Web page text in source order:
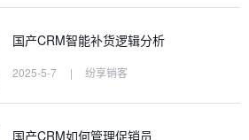
国产CRM智能补货逻辑分析
2025-5-7 | 纷享销客
国产CRM如何管理促销员